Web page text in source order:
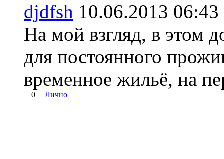
djdfsh 10.06.2013
На мой взгляд, в этом
для постоянного
временное жильё, на
0 Лично